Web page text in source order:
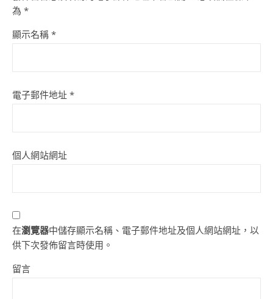
為 *
顯示名稱 *
電子郵件地址 *
個人網站網址
在瀏覽器中儲存顯示名稱、電子郵件地址及個人網站網址，以
供下次發佈留言時使用。
留言